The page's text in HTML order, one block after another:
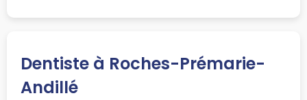
Dentiste à Roches-Prémarie-
Andillé